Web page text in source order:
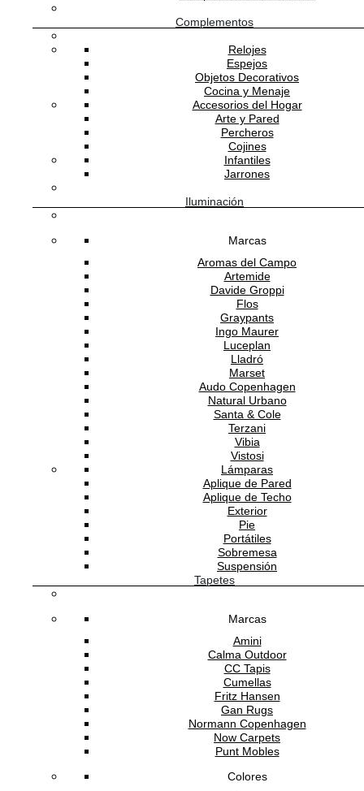
Complementos
Relojes
Espejos
Objetos Decorativos
Cocina y Menaje
Accesorios del Hogar
Arte y Pared
Percheros
Cojines
Infantiles
Jarrones
Iluminación
Marcas
Aromas del Campo
Artemide
Davide Groppi
Flos
Graypants
Ingo Maurer
Luceplan
Lladró
Marset
Audo Copenhagen
Natural Urbano
Santa & Cole
Terzani
Vibia
Vistosi
Lámparas
Aplique de Pared
Aplique de Techo
Exterior
Pie
Portátiles
Sobremesa
Suspensión
Tapetes
Marcas
Amini
Calma Outdoor
CC Tapis
Cumellas
Fritz Hansen
Gan Rugs
Normann Copenhagen
Now Carpets
Punt Mobles
Colores
SOBRE ADDREDE
Software Gestión